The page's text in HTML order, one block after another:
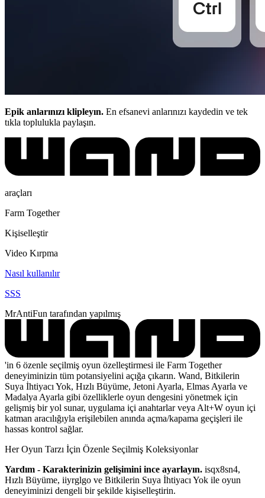
Epik anlarınızı klipleyın. En efsanevi anlarınızı kaydedin ve tek
tıkla toplulukla paylaşın.
araçları
Farm Together
Kişiselleştir
Video Kırpma
Nasıl kullanılır
SSS
MrAntiFun tarafından yapılmış
'in 6 özenle seçilmiş oyun özelleştirmesi ile Farm Together
deneyiminizin tüm potansiyelini açığa çıkarın. Wand, Bitkilerin
Suya İhtiyacı Yok, Hızlı Büyüme, Jetoni Ayarla, Elmas Ayarla ve
Madalya Ayarla gibi özelliklerle oyun dengesini yönetmek için
gelişmiş bir yol sunar, uygulama içi anahtarlar veya Alt+W oyun içi
katman aracılığıyla erişilebilen anında açma/kapama geçişleri ile
hassas kontrol sağlar.
Her Oyun Tarzı İçin Özenle Seçilmiş Koleksiyonlar
Yardım - Karakterinizin gelişimini ince ayarlayın. isqx8sn4,
Hızlı Büyüme, iiyrglgo ve Bitkilerin Suya İhtiyacı Yok ile oyun
deneyiminizi dengeli bir şekilde kişiselleştirin.